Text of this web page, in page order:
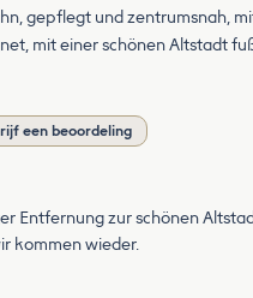
gepflegt und zentrumsnah,
mit einer schönen Altstadt
een beoordeling
Entfernung zur schönen
kommen wieder.